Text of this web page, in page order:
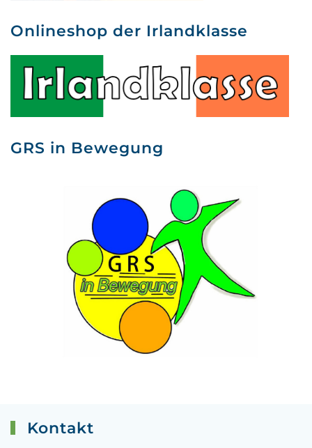
Onlineshop der Irlandklasse
GRS in Bewegung
Kontakt